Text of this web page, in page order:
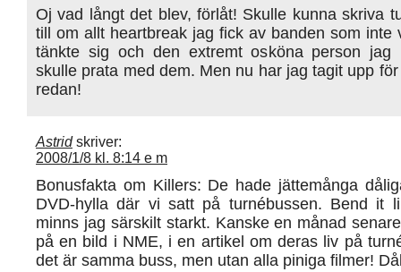
Oj vad långt det blev, förlåt! Skulle kunna skriva
till om allt heartbreak jag fick av banden som inte
tänkte sig och den extremt osköna person jag
skulle prata med dem. Men nu har jag tagit upp
redan!
Astrid skriver:
2008/1/8 kl. 8:14 e m
Bonusfakta om Killers: De hade jättemånga
DVD-hylla där vi satt på turnébussen. Bend it
minns jag särskilt starkt. Kanske en månad
på en bild i NME, i en artikel om deras liv på
det är samma buss, men utan alla piniga filmer!